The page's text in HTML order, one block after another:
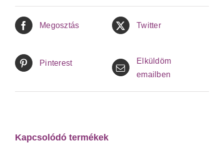
Megosztás Twitter
Pinterest
Elküldöm
emailben
Kapcsolódó termékek